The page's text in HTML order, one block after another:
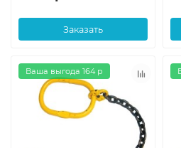
Заказать
Ваша выгода 164 р